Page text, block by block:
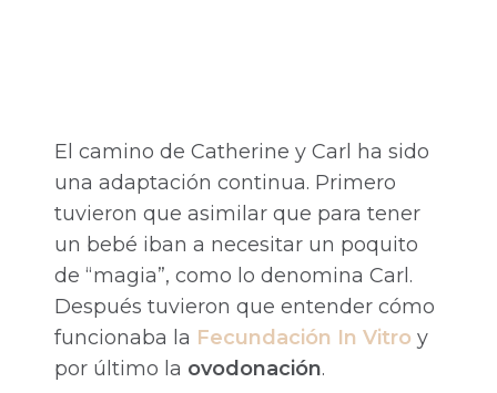
El camino de Catherine y Carl ha sido
una adaptación continua. Primero
tuvieron que asimilar que para tener
un bebé iban a necesitar un poquito
de “magia”, como lo denomina Carl.
Después tuvieron que entender cómo
funcionaba la Fecundación In Vitro y
por último la ovodonación.